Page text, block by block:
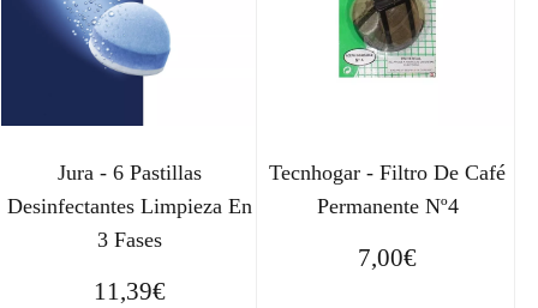
Jura - 6 Pastillas
Desinfectantes Limpieza En
3 Fases
11,39€
Tecnhogar - Filtro De Café
Permanente Nº4
7,00€